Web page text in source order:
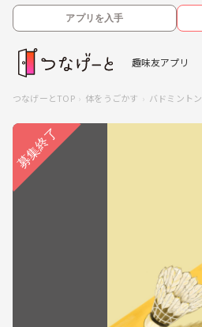
アプリを入手
趣味友アプリ
つなげーとTOP 体をうごかす バドミントン